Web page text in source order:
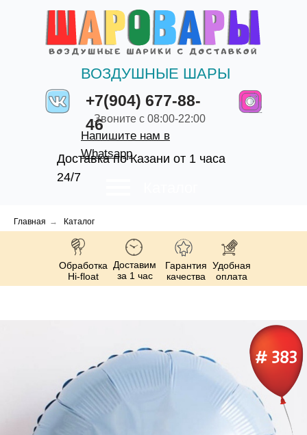
+7(904) 677-88-
46
ВОЗДУШНЫЕ ШАРЫ
Доставка по Казани от 1 часа
24/7
Звоните с 08:00-22:00
Напишите нам в
Whatsapp
Главная → Каталог
Обработка
Hi-float
Доставим
за 1 час
Гарантия
качества
Удобная
оплата